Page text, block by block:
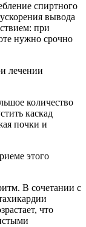
спиртного
вывода
при
нужно срочно
лечении
количество
каскад
почки и
этого
В сочетании с
что